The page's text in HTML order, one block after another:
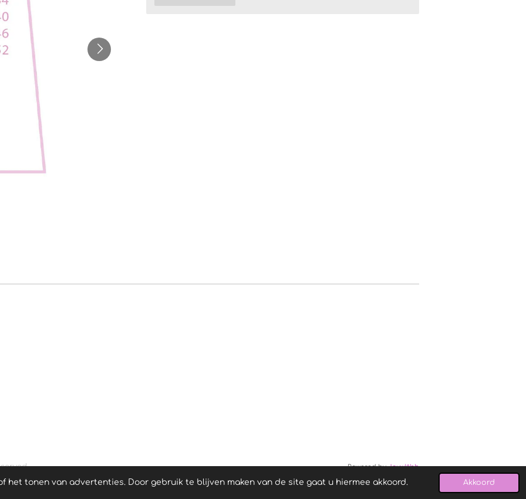
het tonen van advertenties. Door gebruik te blijven maken van de site gaat u hiermee akkoord. Akkoord
Powered byJouwWeb